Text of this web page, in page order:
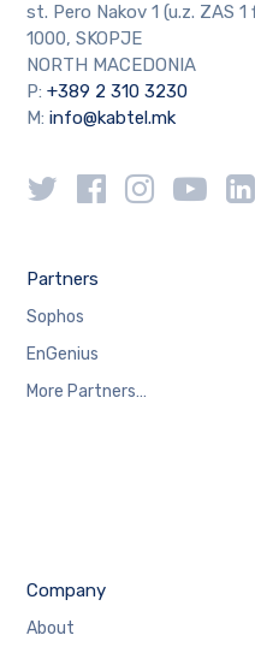
st. Pero Nakov 1 (u.z. ZAS 1
1000, SKOPJE
NORTH MACEDONIA
P: +389 2 310 3230
M:info@kabtel.mk
Partners
Sophos
EnGenius
More Partners…
Company
About